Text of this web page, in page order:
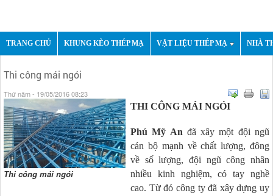
TRANG CHỦ KHUNG KÈO THÉP MẠ VẬT LIỆU THÉP MẠ NHÀ
Thi công mái ngói
Thứ năm - 19/05/2016 08:23
Thi công mái ngói
THI CÔNG MÁI NGÓI
Phú Mỹ An đã xây một đội ngũ
cán bộ mạnh về chất lượng, đông
về số lượng, đội ngũ công nhân
nhiều kinh nghiệm, có tay nghề
cao. Từ đó công ty đã xây dựng uy